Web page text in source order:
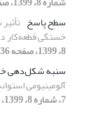
سطح پاسخ
خستگی قطعه‌کار
8، 1399، صفحه 36-44]
سنبه شکل‌دهی
آلومینیومی
7، شماره 8، 1399، صفحه 28-35]